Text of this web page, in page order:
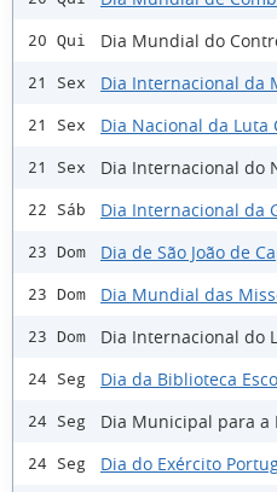
20 Qui Dia Mundial do
21 Sex Dia Internacional da
21 Sex Dia Nacional da Luta
21 Sex Dia Internacional do
22 Sáb Dia Internacional da
23 Dom Dia de São João de
23 Dom Dia Mundial das
23 Dom Dia Internacional do
24 Seg Dia da Biblioteca
24 Seg Dia Municipal para a
24 Seg Dia do Exército